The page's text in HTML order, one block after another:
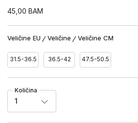
45,00 BAM
Veličine EU Veličine Veličine CM
31.5-36.5 36.5-42 47.5-50.5
Količina
1